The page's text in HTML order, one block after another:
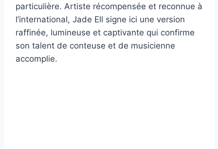
particulière. Artiste récompensée et reconnue à
l’international, Jade Ell signe ici une version
raffinée, lumineuse et captivante qui confirme
son talent de conteuse et de musicienne
accomplie.